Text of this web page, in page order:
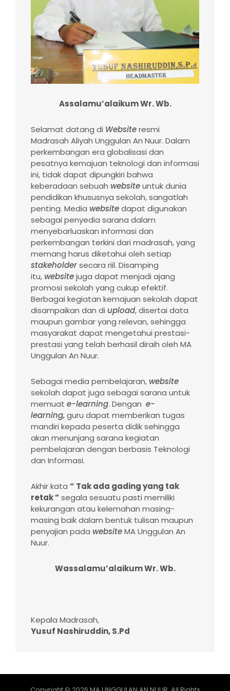
Assalamu’alaikum Wr. Wb.
Selamat datang di Websiteresmi
Madrasah Aliyah Unggulan An Nuur. Dalam
perkembangan era globalisasi dan
pesatnya kemajuan teknologi dan informasi
ini, tidak dapat dipungkiri bahwa
keberadaan sebuah websiteuntuk dunia
pendidikan khususnya sekolah, sangatlah
penting. Media websitedapat digunakan
sebagai penyedia sarana dalam
menyebarluaskan informasi dan
perkembangan terkini dari madrasah, yang
memang harus diketahui oleh setiap
stakeholdersecara riil. Disamping
itu, websitejuga dapat menjadi ajang
promosi sekolah yang cukup efektif.
Berbagai kegiatan kemajuan sekolah dapat
disampaikan dan di upload, disertai data
maupun gambar yang relevan, sehingga
masyarakat dapat mengetahui prestasi-
prestasi yang telah berhasil diraih oleh MA
Unggulan An Nuur.
Sebagai media pembelajaran, website
sekolah dapat juga sebagai sarana untuk
memuat e-learning. Dengan e-
learning,guru dapat memberikan tugas
mandiri kepada peserta didik sehingga
akan menunjang sarana kegiatan
pembelajaran dengan berbasis Teknologi
dan Informasi.
Akhir kata “ Tak ada gadingyang tak
retak ”segala sesuatu pasti memiliki
kekurangan atau kelemahan masing-
masing baik dalam bentuk tulisan maupun
penyajian pada websiteMA Unggulan An
Nuur.
Wassalamu’alaikum Wr. Wb.
Kepala Madrasah,
Yusuf Nashiruddin, S.Pd